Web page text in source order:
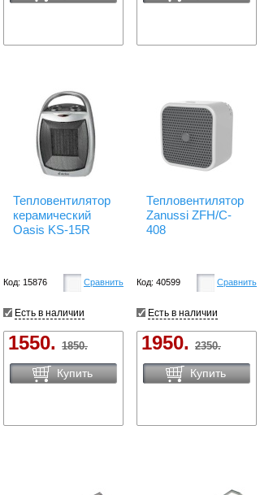
Тепловентилятор
керамический
Oasis KS-15R
Код: 15876 Сравнить
Есть в наличии
1550. 1850.
Купить
Тепловентилятор
Zanussi ZFH/C-
408
Код: 40599 Сравнить
Есть в наличии
1950. 2350.
Купить